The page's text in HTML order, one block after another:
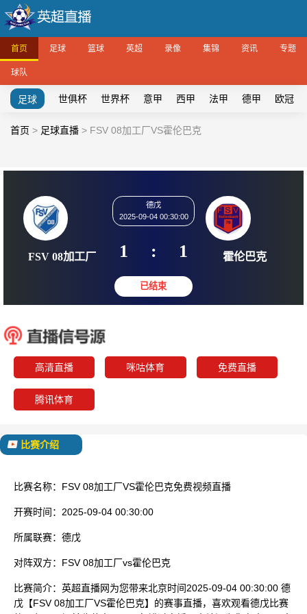
首页 足球 篮球 英超 录像 集锦 资讯 专题
球队
足球 世俱杯 世界杯 意甲 西甲 法甲 德甲 欧冠
首页 > 足球直播 > FSV 08加工厂VS霍伦巴克
德戊
2025-09-04 00:30:00
1 : 1
高清直播 咪咕体育 免费直播
腾讯体育
比赛介绍
比赛名称： FSV 08加工厂VS霍伦巴克免费视频直播
开赛时间： 2025-09-04 00:30:00
所属联赛： 德戊
对阵双方： FSV 08加工厂vs霍伦巴克
比赛简介： 英超直播网为您带来北京时间2025-09-04 00:30:00 德
戊【FSV 08加工厂VS霍伦巴克】的赛事直播，喜欢观看德戊比赛